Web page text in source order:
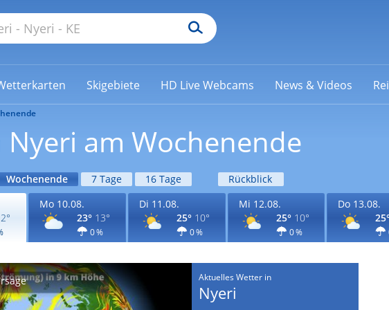
Skigebiete HD Live Webcams News & Videos
Nyeri am Wochenende
Wochenende 7 Tage 16 Tage
Rückblick
Mo 10.08.
23° 13°
0 %
Di 11.08.
25° 10°
0 %
Mi 12.08.
25° 10°
0 %
Do 13.08.
Aktuelles Wetter in
Nyeri